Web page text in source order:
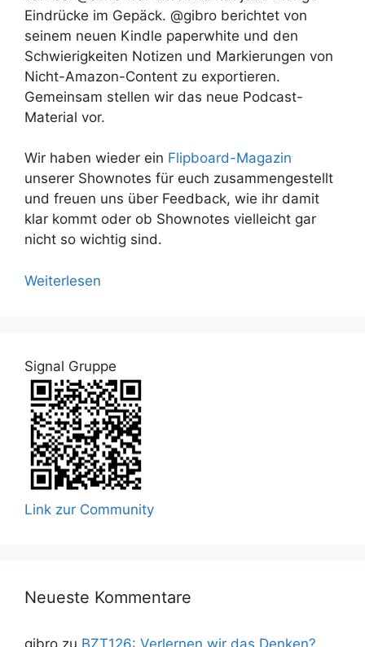
Eindrücke im Gepäck. @gibro berichtet von
seinem neuen Kindle paperwhite und den
Schwierigkeiten Notizen und Markierungen von
Nicht-Amazon-Content zu exportieren.
Gemeinsam stellen wir das neue Podcast-
Material vor.
Wir haben wieder ein Flipboard-Magazin
unserer Shownotes für euch zusammengestellt
und freuen uns über Feedback, wie ihr damit
klar kommt oder ob Shownotes vielleicht gar
nicht so wichtig sind.
Weiterlesen
Signal Gruppe
Link zur Community
Neueste Kommentare